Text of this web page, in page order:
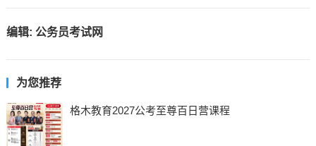
编辑: 公务员考试网
为您推荐
格木教育2027公考至尊百日营课程